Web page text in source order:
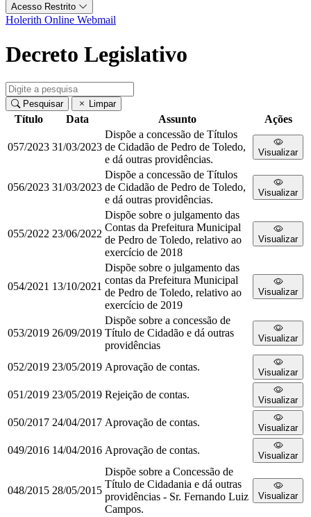
Acesso Restrito
Holerith Online Webmail
Decreto Legislativo
Pesquisar Limpar
Título Data Assunto Ações
057/2023 31/03/2023
Dispõe a concessão de Títulos
de Cidadão de Pedro de Toledo,
e dá outras providências.
Visualizar
056/2023 31/03/2023
Dispõe a concessão de Títulos
de Cidadão de Pedro de Toledo,
e dá outras providências.
Visualizar
055/2022 23/06/2022
Dispõe sobre o julgamento das
Contas da Prefeitura Municipal
de Pedro de Toledo, relativo ao
exercício de 2018
Visualizar
054/2021 13/10/2021
Dispõe sobre o julgamento das
contas da Prefeitura Municipal
de Pedro de Toledo, relativo ao
exercício de 2019
Visualizar
053/2019 26/09/2019
Dispõe sobre a concessão de
Título de Cidadão e dá outras
providências
Visualizar
052/2019 23/05/2019 Aprovação de contas. Visualizar
051/2019 23/05/2019 Rejeição de contas. Visualizar
050/2017 24/04/2017 Aprovação de contas. Visualizar
049/2016 14/04/2016 Aprovação de contas. Visualizar
048/2015 28/05/2015
Dispõe sobre a Concessão de
Título de Cidadania e dá outras
providências - Sr. Fernando Luiz
Campos.
Visualizar